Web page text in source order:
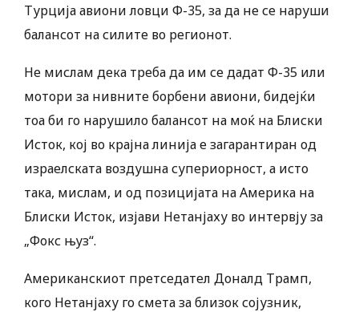
Турција авиони ловци Ф-35, за да не се наруши
балансот на силите во регионот.
Не мислам дека треба да им се дадат Ф-35 или
мотори за нивните борбени авиони, бидејќи
тоа би го нарушило балансот на моќ на Блиски
Исток, кој во крајна линија е загарантиран од
израелската воздушна супериорност, а исто
така, мислам, и од позицијата на Америка на
Блиски Исток, изјави Нетанјаху во интервју за
„Фокс њуз“.
Американскиот претседател Доналд Трамп,
кого Нетанјаху го смета за близок сојузник,